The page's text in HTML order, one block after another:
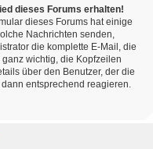
dieses Forums erhalten!
dieses Forums hat einige
Nachrichten senden,
die komplette E-Mail, die
wichtig, die Kopfzeilen
über den Benutzer, der die
entsprechend reagieren.